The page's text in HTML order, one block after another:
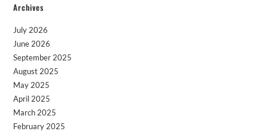
Archives
July 2026
June 2026
September 2025
August 2025
May 2025
April 2025
March 2025
February 2025